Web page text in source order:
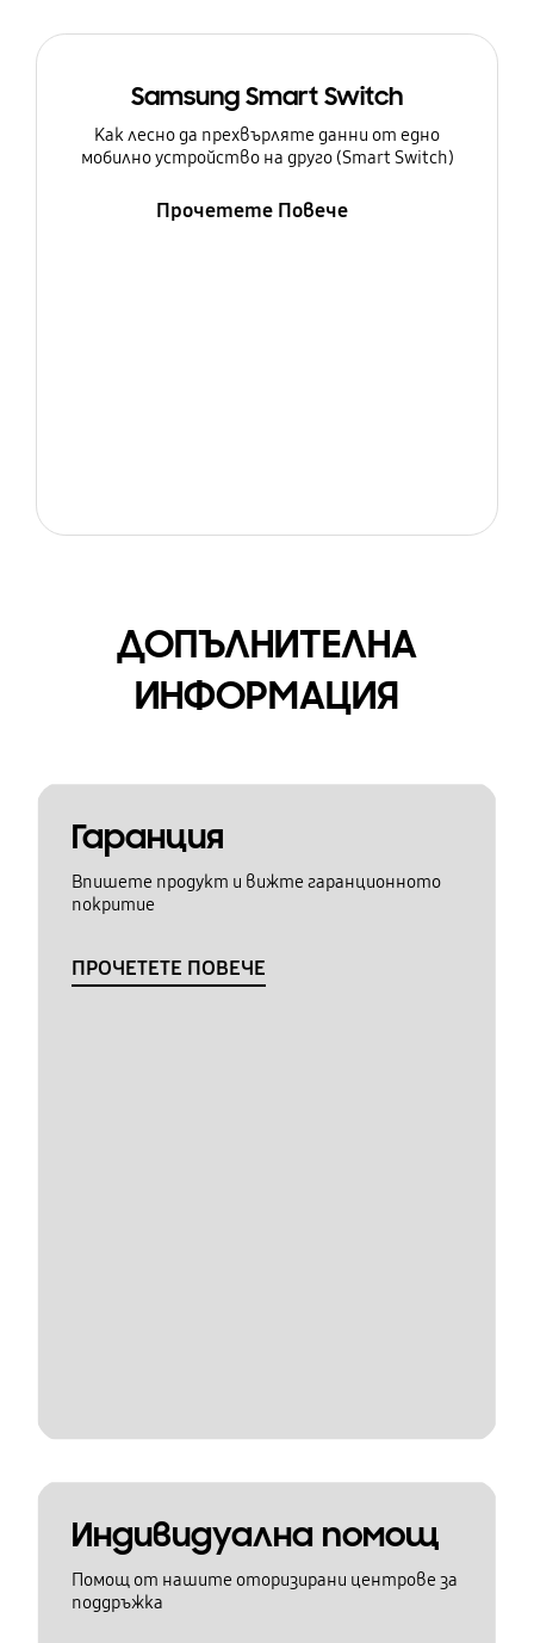
Samsung Smart Switch
Как лесно да прехвърляте данни от едно
мобилно устройство на друго (Smart Switch)
Прочетете Повече
ДОПЪЛНИТЕЛНА
ИНФОРМАЦИЯ
Гаранция
Впишете продукт и вижте гаранционното
покритие
ПРОЧЕТЕТЕ ПОВЕЧЕ
Индивидуална помощ
Помощ от нашите оторизирани центрове за
поддръжка